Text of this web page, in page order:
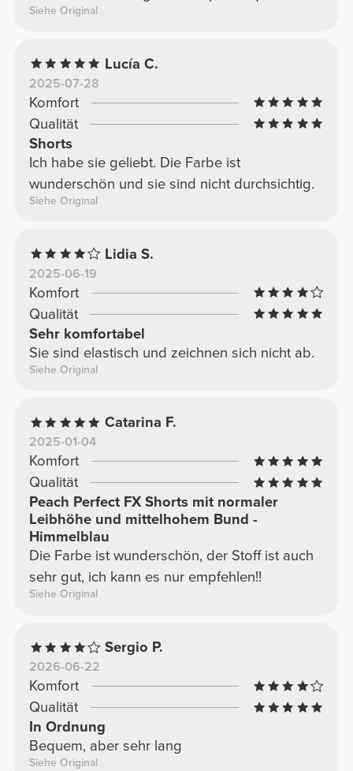
Siehe Original
Lucía C.
2025-07-28
Komfort
Qualität
Shorts
Ich habe sie geliebt. Die Farbe ist
wunderschön und sie sind nicht durchsichtig.
Siehe Original
Lidia S.
2025-06-19
Komfort
Qualität
Sehr komfortabel
Sie sind elastisch und zeichnen sich nicht ab.
Siehe Original
Catarina F.
2025-01-04
Komfort
Qualität
Peach Perfect FX Shorts mit normaler
Leibhöhe und mittelhohem Bund -
Himmelblau
Die Farbe ist wunderschön, der Stoff ist auch
sehr gut, ich kann es nur empfehlen!!
Siehe Original
Sergio P.
2026-06-22
Komfort
Qualität
In Ordnung
Bequem, aber sehr lang
Siehe Original